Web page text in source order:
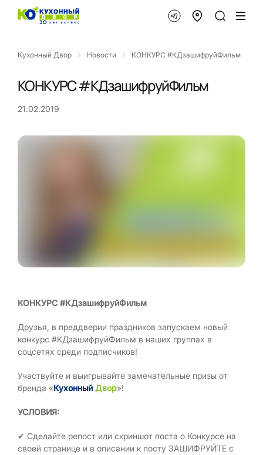
Кухонный Двор Новости КОНКУРС #КДзашифруйФильм
КОНКУРС #КДзашифруйФильм
21.02.2019
КОНКУРС #КДзашифруйФильм
Друзья, в преддверии праздников запускаем новый
конкурс #КДзашифруйФильм в наших группах в
соцсетях среди подписчиков!
Участвуйте и выигрывайте замечательные призы от
бренда «Кухонный Двор»!
УСЛОВИЯ:
✔ Сделайте репост или скриншот поста о Конкурсе на
своей странице и в описании к посту ЗАШИФРУЙТЕ с